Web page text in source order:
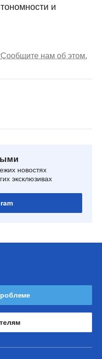
и
Сообщите нам об этом.
новостях
эксклюзивах